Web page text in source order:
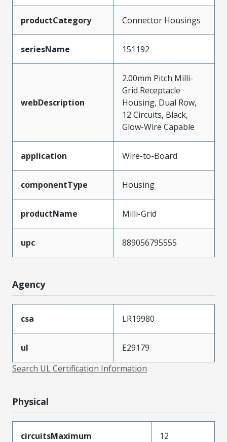
productCategory Connector Housings
seriesName 151192
webDescription
2.00mm Pitch Milli-
Grid Receptacle
Housing, Dual Row,
12 Circuits, Black,
Glow-Wire Capable
application Wire-to-Board
componentType Housing
productName Milli-Grid
upc 889056795555
Agency
csa LR19980
ul
E29179
Search UL Certification Information
Physical
circuitsMaximum 12